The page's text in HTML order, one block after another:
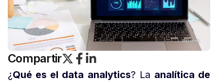
Compartir
¿Qué es el data analytics? La analítica de